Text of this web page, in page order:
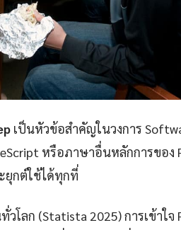
เป็นหัวข้อสำคัญในวงการ
หรือภาษาอื่นหลักการของ
ยุกต์ใช้ได้ทุกที่
ลก (Statista 2025) การเข้าใจ